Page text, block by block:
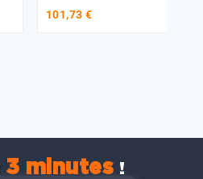
101,73 €
3 minutes !